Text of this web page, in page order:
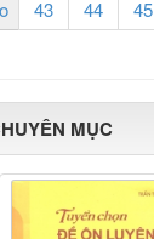
43 44 45
MỤC